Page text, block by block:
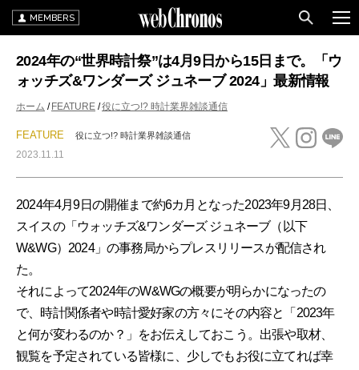
MEMBERS
2024年の“世界時計祭”は4月9日から15日まで。「ウ
ォッチズ&ワンダーズ ジュネーブ 2024」最新情報
ホーム FEATURE 役に立つ!? 時計業界雑談通信
FEATURE 役に立つ!? 時計業界雑談通信
2023.11.11
2024年4月9日の開催まで約6カ月となった2023年9月28日、
スイスの「ウォッチズ&ワンダーズ ジュネーブ（以下
W&WG）2024」の事務局からプレスリリースが配信され
た。
それによって2024年のW&WGの概要が明らかになったの
で、時計関係者や時計愛好家の方々にその内容と「2023年
と何が変わるのか？」をお伝えしておこう。出張や取材、
観覧を予定されている皆様に、少しでもお役に立てれば幸